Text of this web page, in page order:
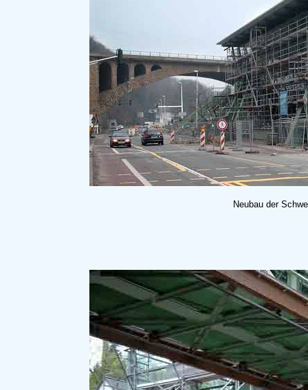
Neubau der